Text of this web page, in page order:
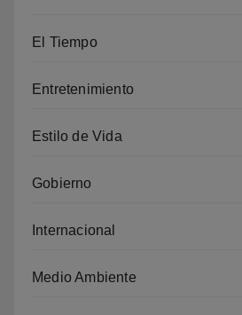
El Tiempo
Entretenimiento
Estilo de Vida
Gobierno
Internacional
Medio Ambiente